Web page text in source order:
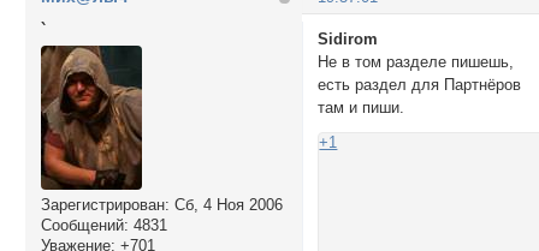
`
Зарегистрирован: Сб, 4 Ноя 2006
Сообщений: 4831
Уважение: +701
Sidirom
Не в том разделе пишешь,
есть раздел для Партнёров
там и пиши.
+1